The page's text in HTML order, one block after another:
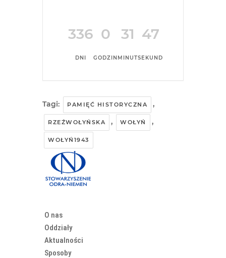
336
DNI
0
GODZIN
31
MINUT
47
SEKUND
Tagi: PAMIĘĆ HISTORYCZNA ,
RZEŹWOŁYŃSKA , WOŁYŃ ,
WOŁYŃ1943
O nas
Oddziały
Aktualności
Sposoby